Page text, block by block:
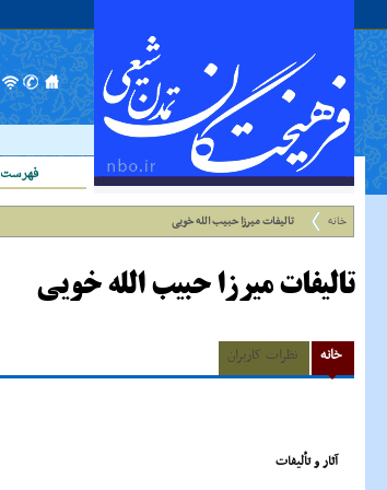
فهرست
خانه تالیفات میرزا حبیب الله خویی
تالیفات میرزا حبیب الله خویی
خانه نظرات کاربران
آثار و تألیفات